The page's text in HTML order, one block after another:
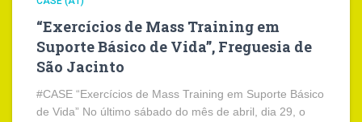
“Exercícios de Mass Training em
Suporte Básico de Vida”, Freguesia de
São Jacinto
#CASE “Exercícios de Mass Training em Suporte Básico
de Vida” No último sábado do mês de abril, dia 29, o